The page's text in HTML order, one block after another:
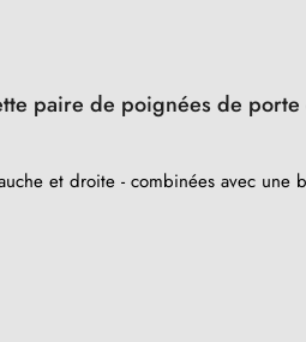
paire de poignées de
et droite - combinées avec une